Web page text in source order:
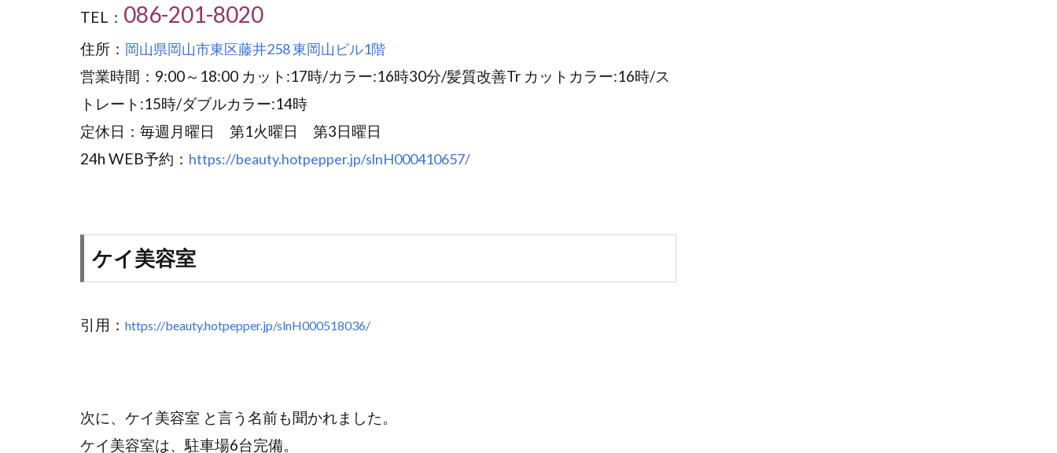
TEL： 086-201-8020
住所： 岡山県岡山市東区藤井258 東岡山ビル1階
営業時間：9:00～18:00 カット:17時/カラー:16時30分/髪質改善Tr カットカラー:16時/ス
トレート:15時/ダブルカラー:14時
定休日：毎週月曜日 第1火曜日 第3日曜日
24h WEB予約： https://beauty.hotpepper.jp/slnH000410657/
ケイ美容室
引用： https://beauty.hotpepper.jp/slnH000518036/
次に、ケイ美容室 と言う名前も聞かれました。
ケイ美容室は、駐車場6台完備。